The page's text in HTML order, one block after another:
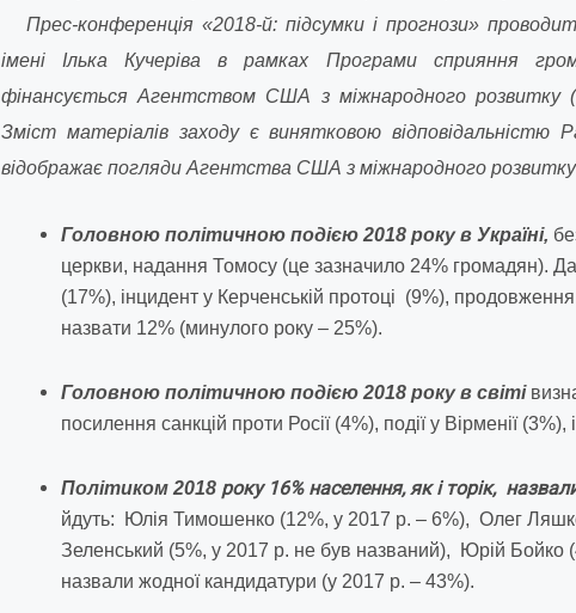
Прес-конференція «2018-й: підсумки і прогнози»
імені Ілька Кучеріва в рамках Програми сприяння
фінансується Агентством США з міжнародного розвитку
Зміст матеріалів заходу є винятковою відповідальністю
відображає погляди Агентства США з міжнародного
Головною політичною подією 2018 року в Україні,
церкви, надання Томосу (це зазначило 24% громадян).
(17%), інцидент у Керченській протоці (9%),
назвати 12% (минулого року – 25%).
Головною політичною подією 2018 року в світі
посилення санкцій проти Росії (4%), події у Вірменії
Політиком 2018 року 16% населення, як і торік,
йдуть: Юлія Тимошенко (12%, у 2017 р. – 6%), Олег
Зеленський (5%, у 2017 р. не був названий), Юрій Бойко
назвали жодної кандидатури (у 2017 р. – 43%).